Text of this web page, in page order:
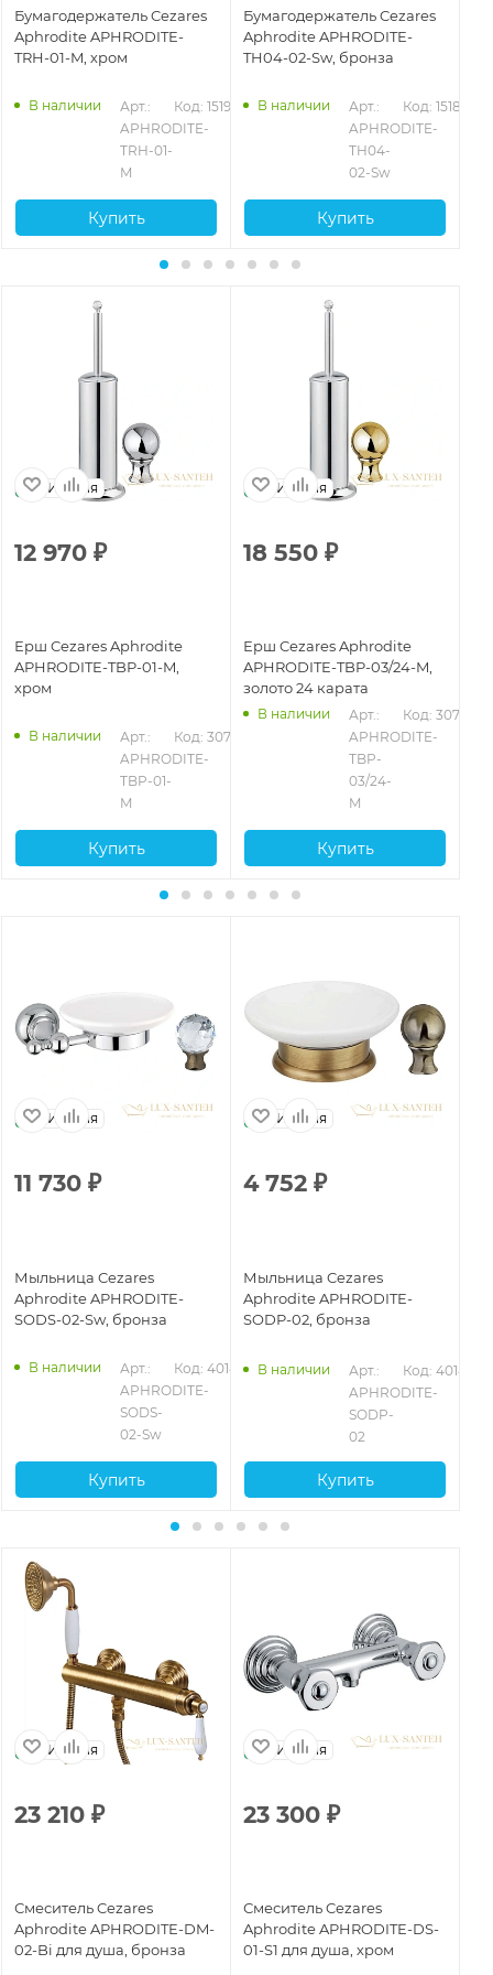
Бумагодержатель Cezares
Aphrodite APHRODITE-
TRH-01-M, хром
В наличии
Арт.:
APHRODITE-
TRH-01-
M
Код: 15196
Купить
Бумагодержатель Cezares
Aphrodite APHRODITE-
TH04-02-Sw, бронза
В наличии
Арт.:
APHRODITE-
TH04-
02-Sw
Код: 15187
Купить
Италия
12 970 ₽
Ерш Cezares Aphrodite
APHRODITE-TBP-01-M,
хром
В наличии
Арт.:
APHRODITE-
TBP-01-
M
Код: 30759
Купить
Италия
18 550 ₽
Ерш Cezares Aphrodite
APHRODITE-TBP-03/24-M,
золото 24 карата
В наличии
Арт.:
APHRODITE-
TBP-
03/24-
M
Код: 30763
Купить
Италия
11 730 ₽
Мыльница Cezares
Aphrodite APHRODITE-
SODS-02-Sw, бронза
В наличии
Арт.:
APHRODITE-
SODS-
02-Sw
Код: 40148
Купить
Италия
4 752 ₽
Мыльница Cezares
Aphrodite APHRODITE-
SODP-02, бронза
В наличии
Арт.:
APHRODITE-
SODP-
02
Код: 40143
Купить
Италия
23 210 ₽
Смеситель Cezares
Aphrodite APHRODITE-DM-
02-Bi для душа, бронза
Италия
23 300 ₽
Смеситель Cezares
Aphrodite APHRODITE-DS-
01-S1 для душа, хром